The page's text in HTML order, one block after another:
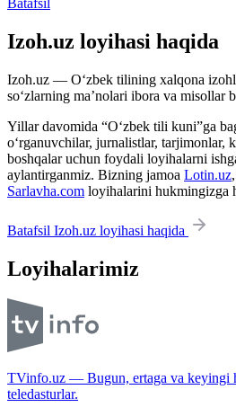
Izoh.uz loyihasi haqida
Izoh.uz — O‘zbek tilining xalqona
so‘zlarning ma’nolari ibora va misollar
Yillar davomida “O‘zbek tili kuni”ga
o‘rganuvchilar, jurnalistlar, tarjimonlar,
boshqalar uchun foydali loyihalarni
aylantirganmiz. Bizning jamoa Lotin.uz,
Sarlavha.com loyihalarini hukmingizga
Batafsil Izoh.uz loyihasi haqida
Loyihalarimiz
TVinfo.uz — Bugun, ertaga va keyingi
teledasturlar.